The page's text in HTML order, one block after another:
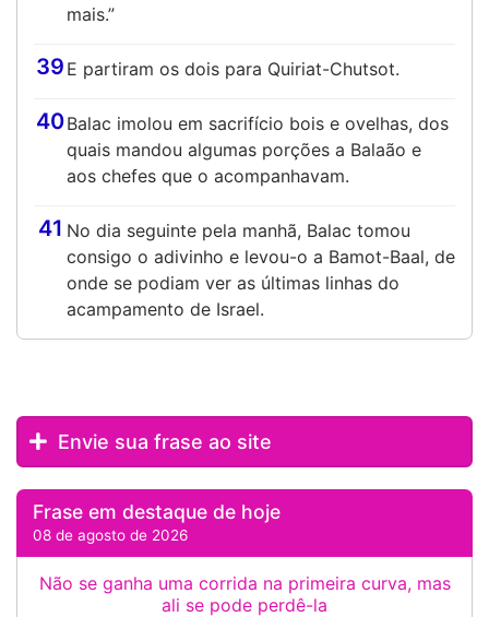
mais.”
39 E partiram os dois para Quiriat-Chutsot.
40Balac imolou em sacrifício bois e ovelhas, dos
quais mandou algumas porções a Balaão e
aos chefes que o acompanhavam.
41 No dia seguinte pela manhã, Balac tomou
consigo o adivinho e levou-o a Bamot-Baal, de
onde se podiam ver as últimas linhas do
acampamento de Israel.
Envie sua frase ao site
Frase em destaque de hoje
08 de agosto de 2026
Não se ganha uma corrida na primeira curva, mas
ali se pode perdê-la